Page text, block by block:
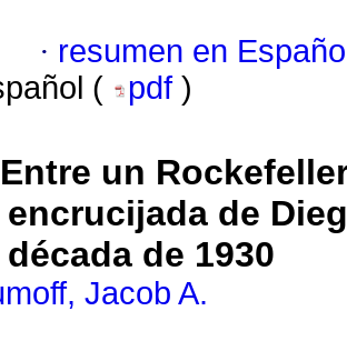
· resumen en
(
pdf )
Entre un
encrucijada de
década de 1930
Jacob A.